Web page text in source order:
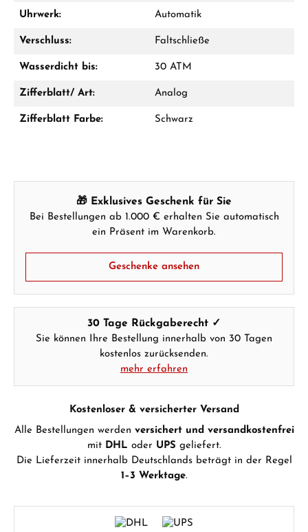
GESCHENKE ANSEHEN
Hersteller- & Produktsicherheit
Uhrwerk: Automatik
Verschluss: Faltschließe
Wasserdicht bis: 30 ATM
Zifferblatt/ Art: Analog
Zifferblatt Farbe: Schwarz
🎁 Exklusives Geschenk für Sie
Bei Bestellungen ab 1.000 € erhalten Sie automatisch
ein Präsent im Warenkorb.
Geschenke ansehen
30 Tage Rückgaberecht ✓
Sie können Ihre Bestellung innerhalb von 30 Tagen
kostenlos zurücksenden.
mehr erfahren
Kostenloser & versicherter Versand
Alle Bestellungen werden versichert und versandkostenfrei
mit DHL oder UPS geliefert.
Die Lieferzeit innerhalb Deutschlands beträgt in der Regel
1–3 Werktage.